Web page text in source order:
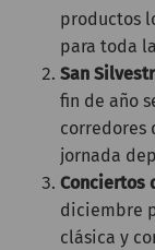
productos
para toda
San
fin de año
corredores
jornada
Conciertos
diciembre
clásica y